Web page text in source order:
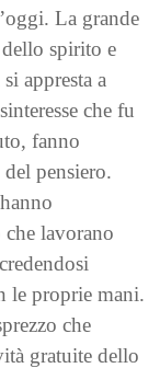
La grande
dello spirito e
appresta a
che fu
fanno
pensiero.
che lavorano
le proprie mani.
che
gratuite dello